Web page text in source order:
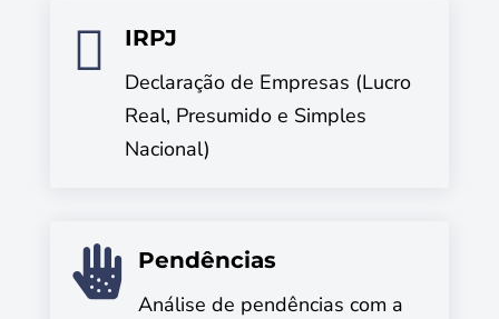

IRPJ
Declaração de Empresas (Lucro
Real, Presumido e Simples
Nacional)

Pendências
Análise de pendências com a